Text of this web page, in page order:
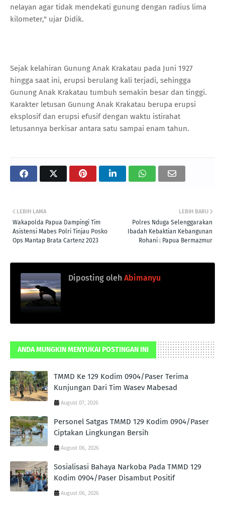
nelayan agar tidak mendekati gunung dengan radius lima
kilometer," ujar Didik.
Sejak kelahiran Gunung Anak Krakatau pada Juni 1927
hingga saat ini, erupsi berulang kali terjadi, sehingga
Gunung Anak Krakatau tumbuh semakin besar dan tinggi.
Karakter letusan Gunung Anak Krakatau berupa erupsi
eksplosif dan erupsi efusif dengan waktu istirahat
letusannya berkisar antara satu sampai enam tahun.
LEBIH BARU
Polres Nduga Selenggarakan
Ibadah Kebaktian Kebangunan
Rohani : Papua Bermazmur
LEBIH LAMA
Wakapolda Papua Dampingi Tim
Asistensi Mabes Polri Tinjau Posko
Ops Mantap Brata Cartenz 2023
Diposting oleh Abimanyu
ANDA MUNGKIN MENYUKAI POSTINGAN INI
TMMD Ke 129 Kodim 0904/Paser Terima
Kunjungan Dari Tim Wasev Mabesad
August 07, 2026
Personel Satgas TMMD 129 Kodim 0904/Paser
Ciptakan Lingkungan Bersih
August 06, 2026
Sosialisasi Bahaya Narkoba Pada TMMD 129
Kodim 0904/Paser Disambut Positif
August 06, 2026